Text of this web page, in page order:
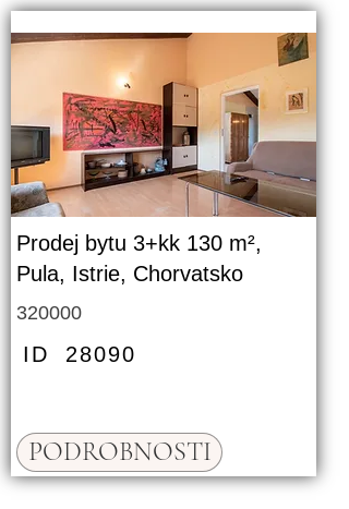
Prodej bytu 3+kk 130 m²,
Pula, Istrie, Chorvatsko
320000
ID 28090
PODROBNOSTI